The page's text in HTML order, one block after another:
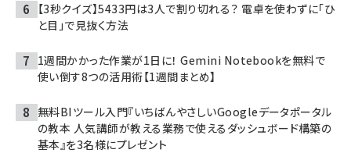
【3秒クイズ】5433円は3人で割り切れる？ 電卓を使わずに「ひ
と目」で見抜く方法
1週間かかった作業が1日に！ Gemini Notebookを無料で
使い倒す8つの活用術【1週間まとめ】
無料BIツール入門『いちばんやさしいGoogleデータポータル
の教本 人気講師が教える業務で使えるダッシュボード構築の
基本』を3名様にプレゼント